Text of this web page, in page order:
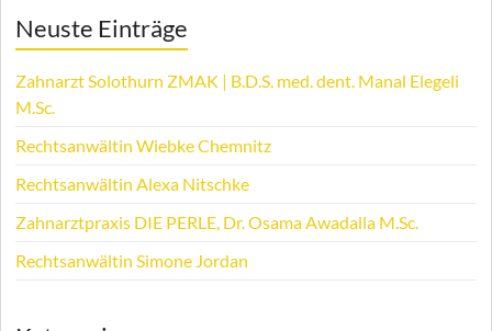
Neuste Einträge
Zahnarzt Solothurn ZMAK | B.D.S. med. dent. Manal Elegeli
M.Sc.
Rechtsanwältin Wiebke Chemnitz
Rechtsanwältin Alexa Nitschke
Zahnarztpraxis DIE PERLE, Dr. Osama Awadalla M.Sc.
Rechtsanwältin Simone Jordan